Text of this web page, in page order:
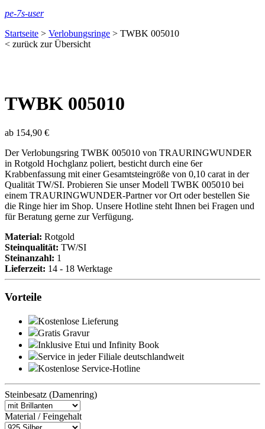
pe-7s-user
Startseite > Verlobungsringe > TWBK 005010
< zurück zur Übersicht
TWBK 005010
ab 154,90 €
Der Verlobungsring TWBK 005010 von TRAURINGWUNDER
in Rotgold Hochglanz poliert, besticht durch eine 6er
Krabbenfassung mit einer Gesamtsteingröße von 0,10 carat in der
Qualität TW/SI. Probieren Sie unser Modell TWBK 005010 bei
einem TRAURINGWUNDER-Partner vor Ort oder bestellen Sie
die Ringe hier im Shop. Unsere Hotline steht Ihnen bei Fragen und
für Beratung gerne zur Verfügung.
Material: Rotgold
Steinqualität: TW/SI
Steinanzahl: 1
Lieferzeit: 14 - 18 Werktage
Vorteile
Kostenlose Lieferung
Gratis Gravur
Inklusive Etui und Infinity Book
Service in jeder Filiale deutschlandweit
Kostenlose Service-Hotline
Steinbesatz (Damenring)
Material / Feingehalt